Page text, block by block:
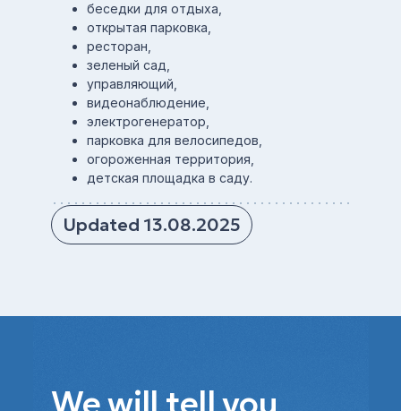
беседки для отдыха,
открытая парковка,
ресторан,
зеленый сад,
управляющий,
видеонаблюдение,
электрогенератор,
парковка для велосипедов,
огороженная территория,
детская площадка в саду.
Updated 13.08.2025